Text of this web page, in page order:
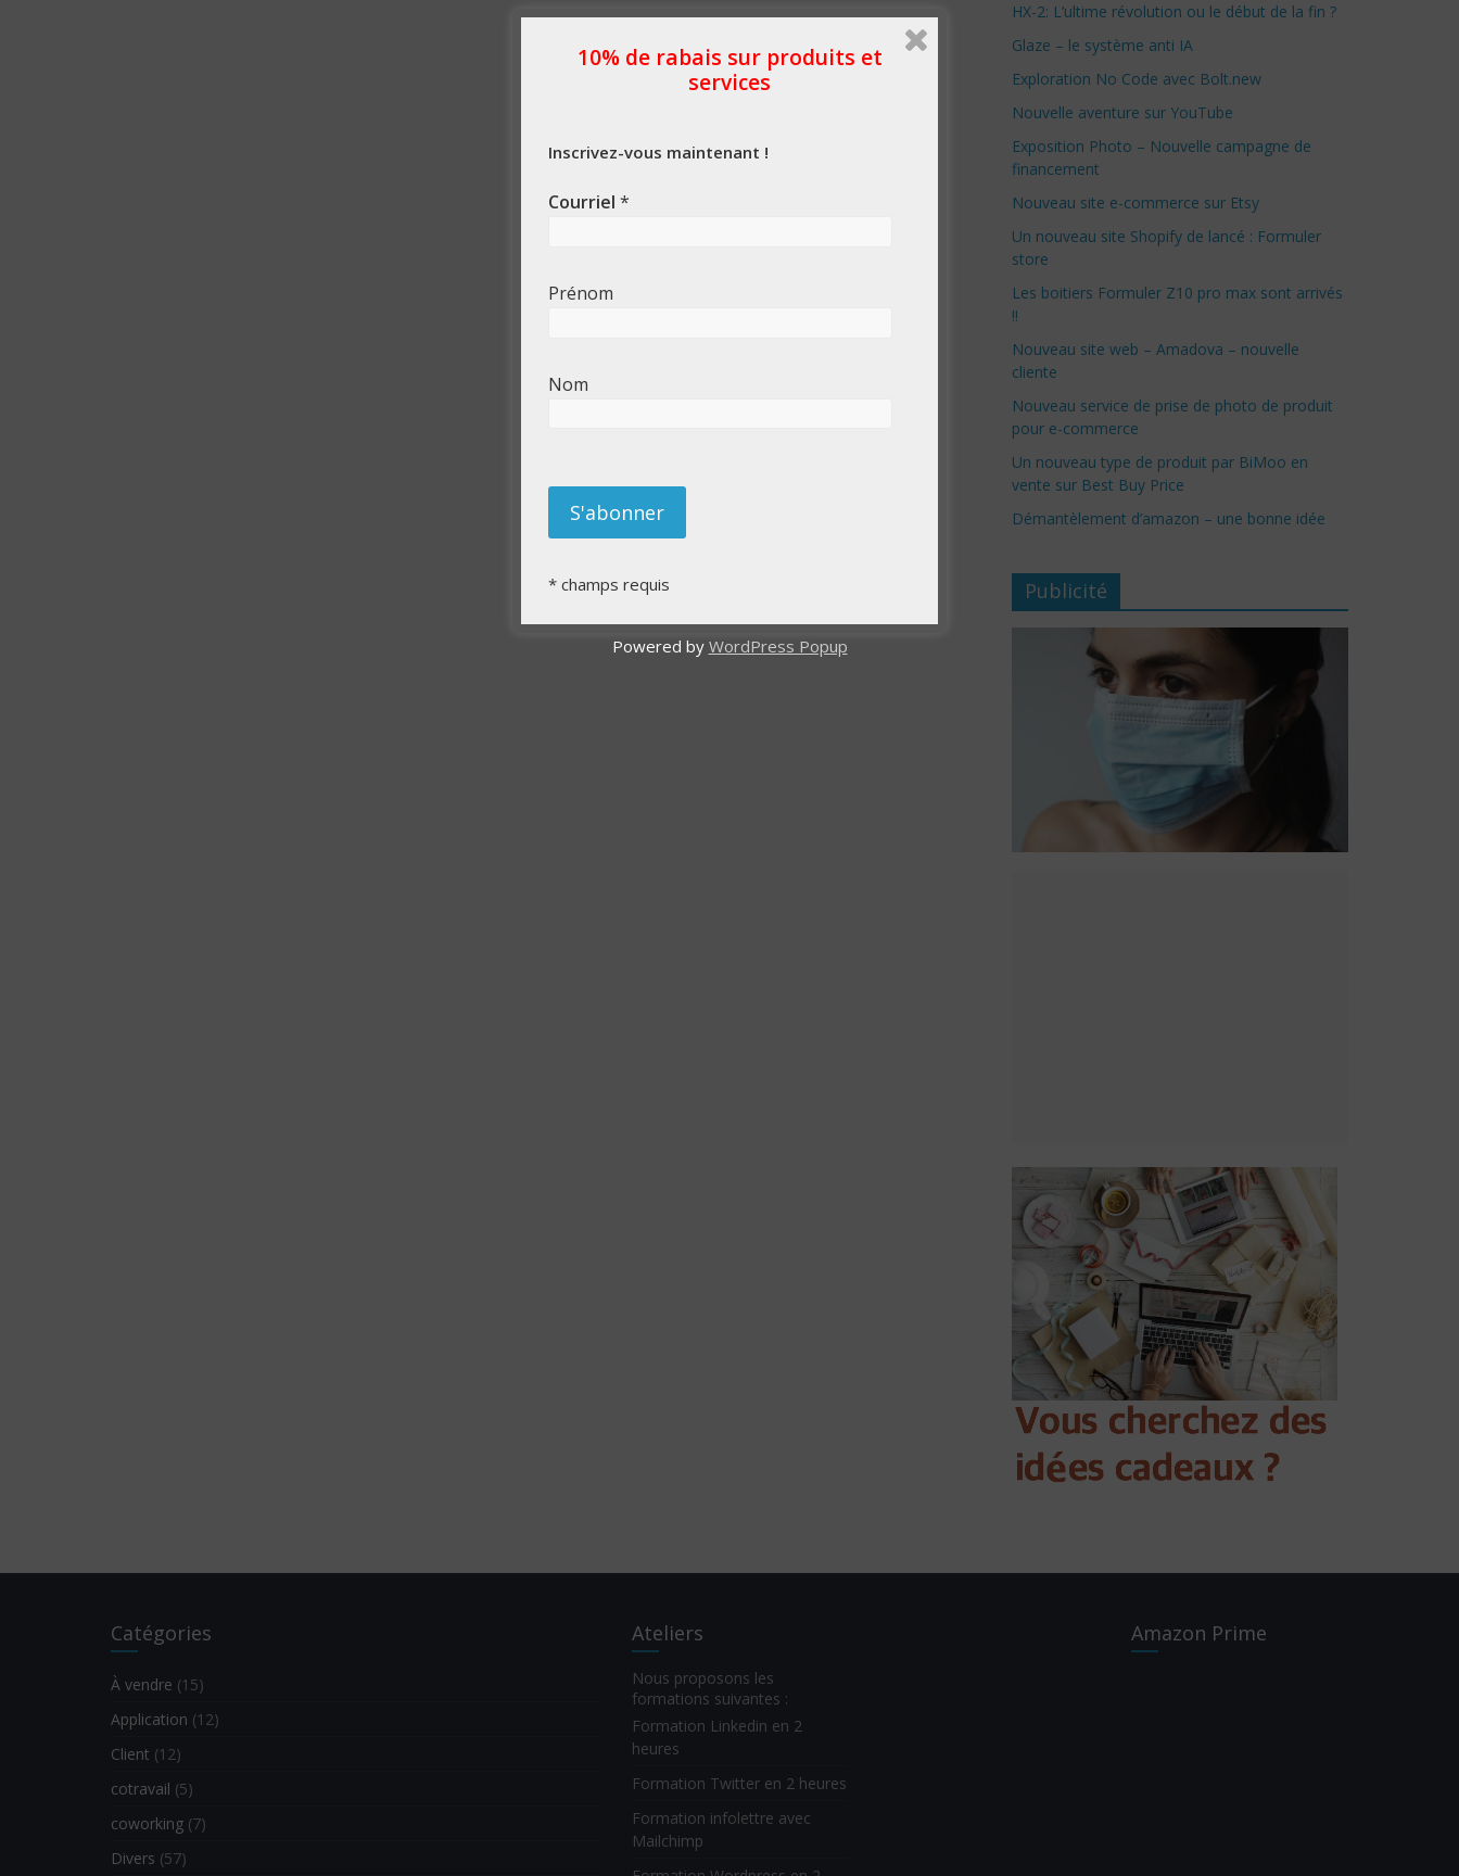
HX-2: L’ultime révolution ou le début de la fin ?
Glaze – le système anti IA
Exploration No Code avec Bolt.new
Nouvelle aventure sur YouTube
Exposition Photo – Nouvelle campagne de
financement
Nouveau site e-commerce sur Etsy
Un nouveau site Shopify de lancé : Formuler
store
Les boitiers Formuler Z10 pro max sont arrivés
!!
Nouveau site web – Amadova – nouvelle
cliente
Nouveau service de prise de photo de produit
pour e-commerce
Un nouveau type de produit par BiMoo en
vente sur Best Buy Price
Démantèlement d’amazon – une bonne idée
Publicité
Catégories
À vendre (15)
Application (12)
Client (12)
cotravail (5)
coworking (7)
Divers (57)
Ateliers
Nous proposons les
formations suivantes :
Formation Linkedin en 2
heures
Formation Twitter en 2 heures
Formation infolettre avec
Mailchimp
Amazon Prime
10% de rabais sur produits et
services
Inscrivez-vous maintenant !
Courriel *
Prénom
Nom
* champs requis
Powered by WordPress Popup